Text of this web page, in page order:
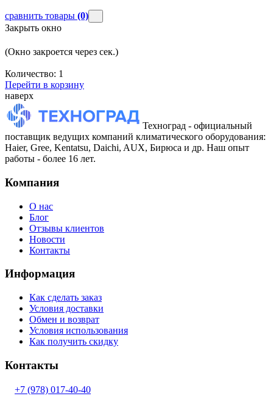
сравнить товары (0)
Закрыть окно
(Окно закроется через сек.)
Количество: 1
Перейти в корзину
наверх
Техноград - официальный
поставщик ведущих компаний климатического оборудования:
Haier, Gree, Kentatsu, Daichi, AUX, Бирюса и др. Наш опыт
работы - более 16 лет.
Компания
О нас
Блог
Отзывы клиентов
Новости
Контакты
Информация
Как сделать заказ
Условия доставки
Обмен и возврат
Условия использования
Как получить скидку
Контакты
+7 (978) 017-40-40